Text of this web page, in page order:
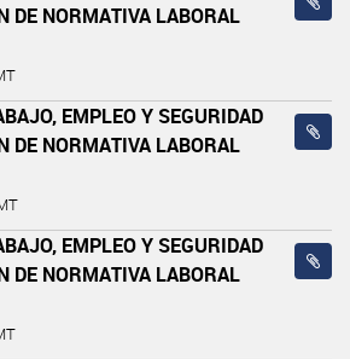
DE NORMATIVA LABORAL
EMPLEO Y SEGURIDAD
DE NORMATIVA LABORAL
EMPLEO Y SEGURIDAD
DE NORMATIVA LABORAL